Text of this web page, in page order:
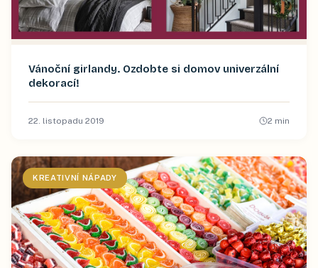
Vánoční girlandy. Ozdobte si domov univerzální
dekorací!
22. listopadu 2019 2 min
KREATIVNÍ NÁPADY